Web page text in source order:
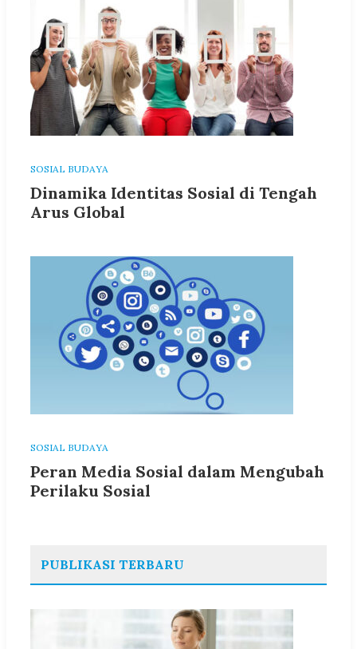
SOSIAL BUDAYA
Dinamika Identitas Sosial di Tengah
Arus Global
SOSIAL BUDAYA
Peran Media Sosial dalam Mengubah
Perilaku Sosial
PUBLIKASI TERBARU